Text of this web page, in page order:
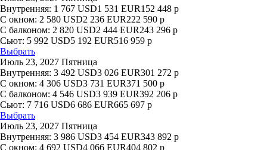
Внутренняя: 1 767 USD1 531 EUR152 448 р
С окном: 2 580 USD2 236 EUR222 590 р
С балконом: 2 820 USD2 444 EUR243 296 р
Сьют: 5 992 USD5 192 EUR516 959 р
Выбрать
Июль 23, 2027 Пятница
Внутренняя: 3 492 USD3 026 EUR301 272 р
С окном: 4 306 USD3 731 EUR371 500 р
С балконом: 4 546 USD3 939 EUR392 206 р
Сьют: 7 716 USD6 686 EUR665 697 р
Выбрать
Июль 23, 2027 Пятница
Внутренняя: 3 986 USD3 454 EUR343 892 р
С окном: 4 692 USD4 066 EUR404 802 р